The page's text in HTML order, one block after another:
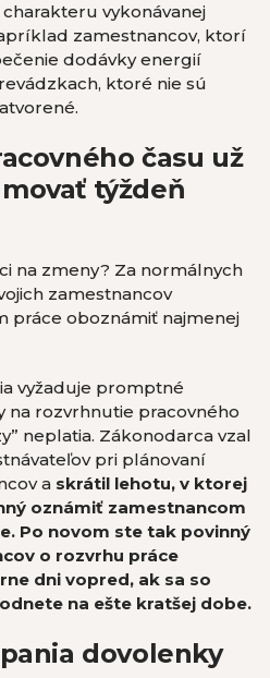
vykonávanej
zamestnancov, ktorí
dodávky energií
ktoré nie sú
času už
týždeň
na zmeny? Za normálnych
zamestnancov
práce oboznámiť najmenej
vyžaduje promptné
na rozvrhnutie pracovného
neplatia. Zákonodarca vzal
pri plánovaní
a skrátil lehotu, v ktorej
oznámiť zamestnancom
Po novom ste tak povinný
o rozvrhu práce
dni vopred, ak sa so
na ešte kratšej dobe.
dovolenky